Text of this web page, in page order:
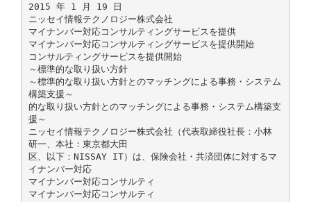
2015 年 1 月 19 日
ニッセイ情報テクノロジー株式会社
マイナンバー対応コンサルティングサービスを提供
マイナンバー対応コンサルティングサービスを提供開始
コンサルティングサービスを提供開始
～標準的な取り扱い方針
～標準的な取り扱い方針とのマッチングによる事務・システム
構築支援～
的な取り扱い方針とのマッチングによる事務・システム構築支
援～
ニッセイ情報テクノロジー株式会社（代表取締役社長：小林
研一、本社：東京都大田
区、以下：NISSAY IT）は、保険会社・共済団体に対するマ
イナンバー対応
マイナンバー対応コンサルティ
マイナンバー対応コンサルティ